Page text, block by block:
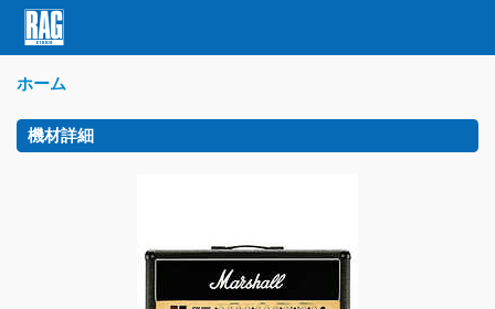
ホーム
機材詳細